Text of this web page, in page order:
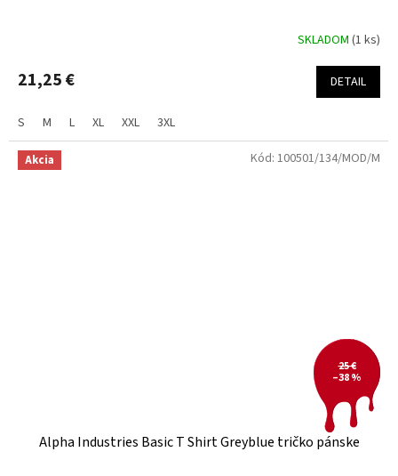
SKLADOM (1 ks)
21,25 € DETAIL
S M L XL XXL 3XL
Akcia
25 €
–38 %
Alpha Industries Basic T Shirt Greyblue tričko pánske
Kód: 100501/134/MOD/M